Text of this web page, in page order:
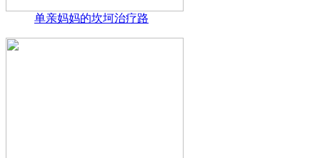
单亲妈妈的坎坷治疗路